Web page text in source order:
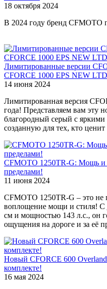
18 октября 2024
В 2024 году бренд CFMOTO
Лимитированные версии
CFORCE 1000 EPS NEW LTD
14 июня 2024
Лимитированная версия
года! Представляем вам эту
благородный серый с
созданную для тех, кто
CFMOTO 1250TR-G: Мощь и
пределами!
11 июня 2024
CFMOTO 1250TR-G – это не
воплощение мощи и стиля! С
см и мощностью 143 л.с., он
ощущения на дороге и за её
Новый CFORCE 600
комплекте!
16 мая 2024